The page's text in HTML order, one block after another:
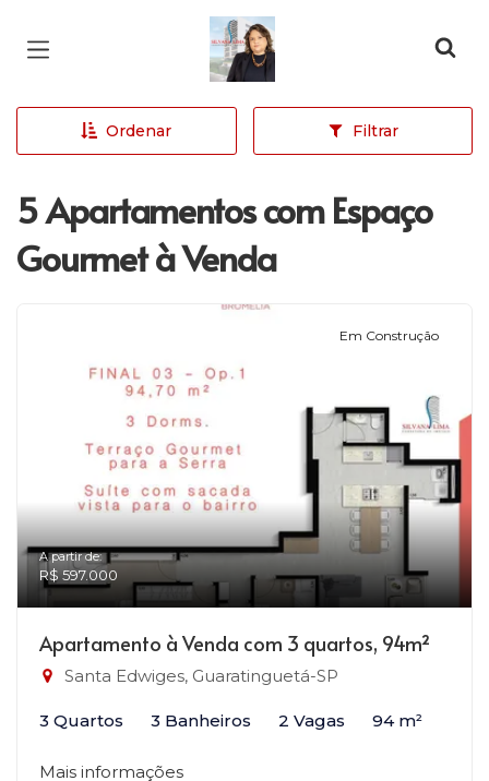
Página inicial
Ordenar Filtrar
5 Apartamentos com Espaço
Gourmet à Venda
Em Construção
A partir de:
R$ 597.000
Apartamento à Venda com 3 quartos, 94m²
Santa Edwiges, Guaratinguetá-SP
3 Quartos 3 Banheiros 2 Vagas 94 m²
Mais informações